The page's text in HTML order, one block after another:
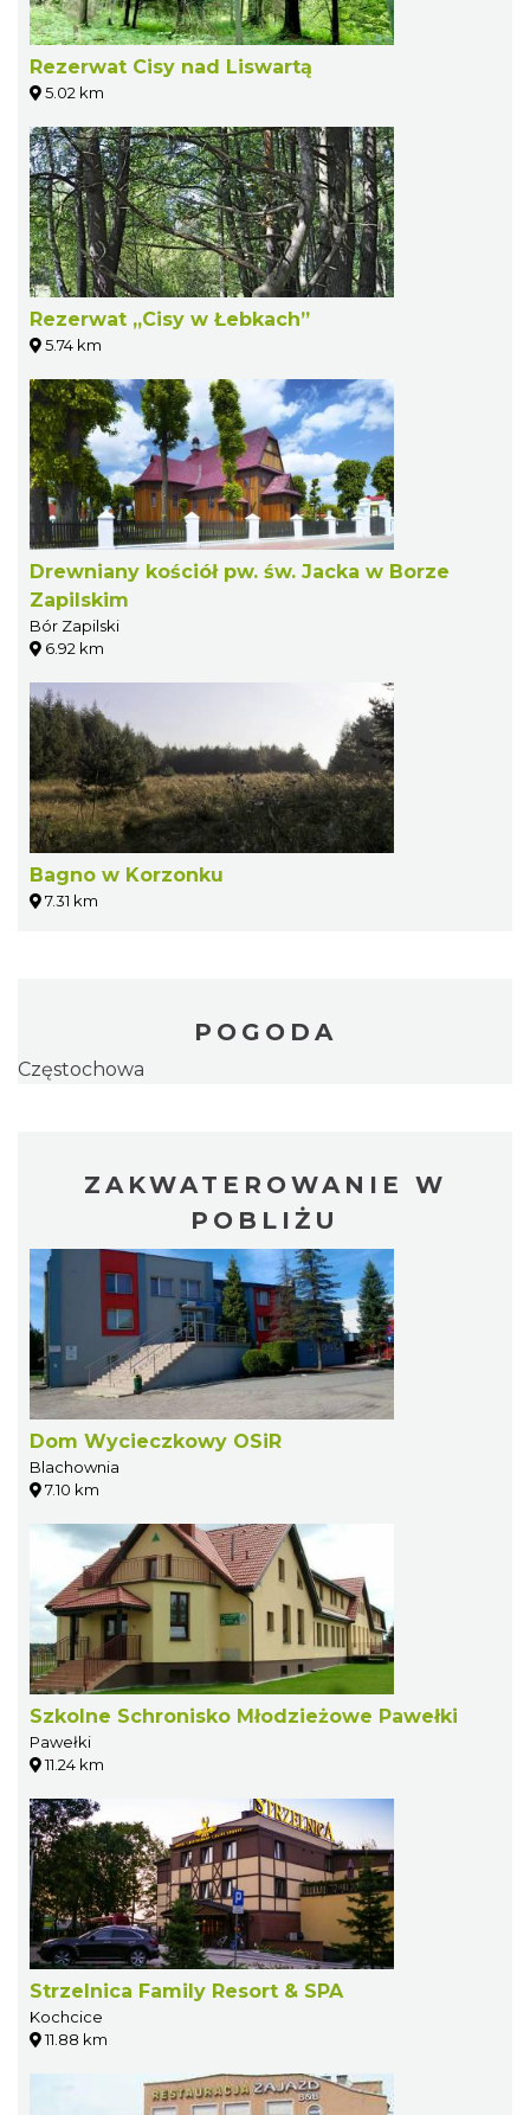
Rezerwat Cisy nad Liswartą
5.02 km
Rezerwat „Cisy w Łebkach”
5.74 km
Drewniany kościół pw. św. Jacka w Borze
Zapilskim
Bór Zapilski
6.92 km
Bagno w Korzonku
7.31 km
POGODA
Częstochowa
ZAKWATEROWANIE W
POBLIŻU
Dom Wycieczkowy OSiR
Blachownia
7.10 km
Szkolne Schronisko Młodzieżowe Pawełki
Pawełki
11.24 km
Strzelnica Family Resort & SPA
Kochcice
11.88 km